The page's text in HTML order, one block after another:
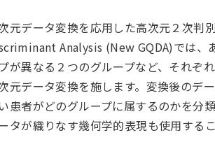
元データ変換を応用した高次元２次
Analysis (New GQDA)では、
が異なる２つのグループなど、それぞ
元データ変換を施します。変換後のデ
患者がどのグループに属するのかを分
タが織りなす幾何学的表現も使用する